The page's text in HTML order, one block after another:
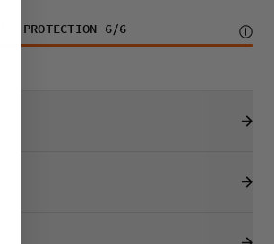
PROTECTION 6/6